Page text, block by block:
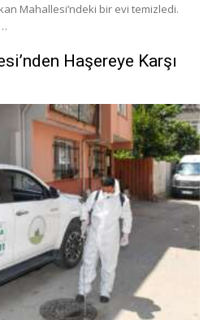
Mahallesi’ndeki bir evi temizledi.
Haşereye Karşı